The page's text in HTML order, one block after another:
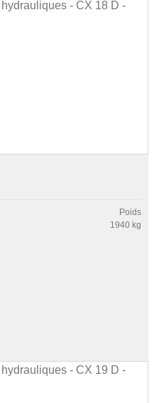
Poids
1940 kg